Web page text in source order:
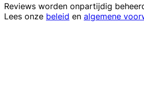
Reviews worden onpartijdig
Lees onze beleid en algemene